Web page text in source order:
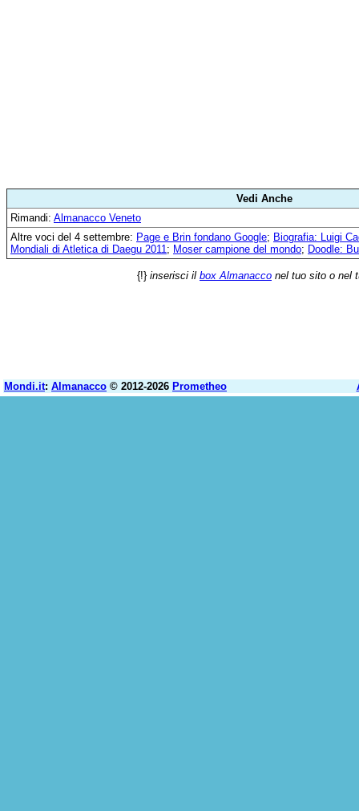
Vedi Anche
Rimandi: Almanacco Veneto
Altre voci del 4 settembre: Page e Brin fondano Google; Biografia: Luigi
Mondiali di Atletica di Daegu 2011; Moser campione del mondo; Doodle:
{!} inserisci il box Almanacco nel tuo sito o nel
Mondi.it: Almanacco © 2012-2026 Prometheo